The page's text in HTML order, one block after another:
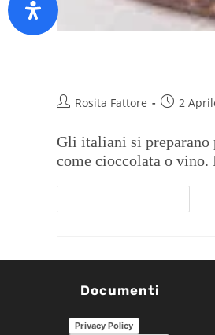
Rosita Fattore 2
Gli italiani si preparano
come cioccolata o vino.
Documenti
Privacy Policy